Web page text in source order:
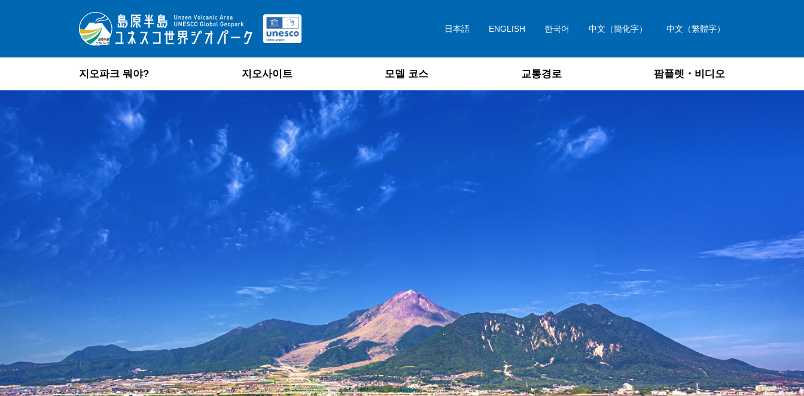
日本語 ENGLISH 한국어 中文（簡化字） 中文（繁體字）
지오파크 뭐야? 지오사이트 모델 코스 교통경로 팜플렛・비디오
사람과 화산이 공존하는 대지
시마바라반도 유네스코 세계지질공원